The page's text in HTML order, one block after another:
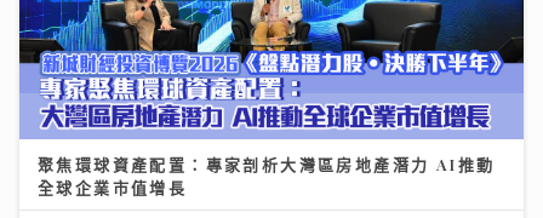
聚焦環球資產配置：專家剖析大灣區房地產潛力 AI推動
全球企業市值增長